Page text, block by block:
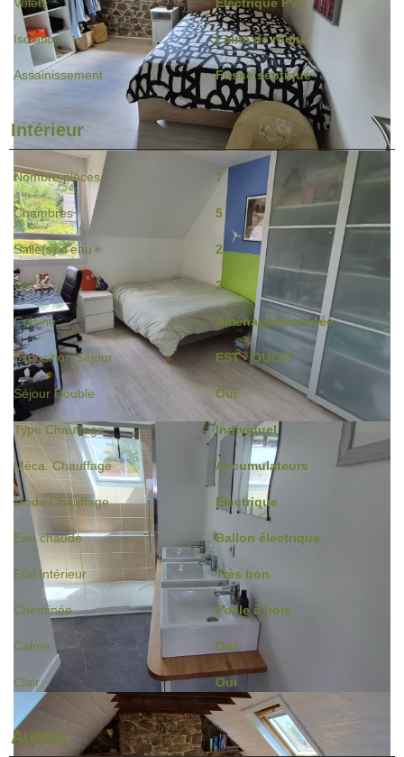
Isolation Laine de roche
Assainissement Fosse septique
Intérieur
Nombre pièces 7
Chambres 5
Salle(s) d'eau 2
WC 2
Cuisine Aménagée/équipée
Exposition Séjour EST - OUEST
Séjour Double Oui
Type Chauffage Individuel
Méca. Chauffage Accumulateurs
Mode Chauffage Electrique
Eau chaude Ballon électrique
Etat intérieur Très bon
Cheminée Poêle à bois
Calme Oui
Clair Oui
Autres